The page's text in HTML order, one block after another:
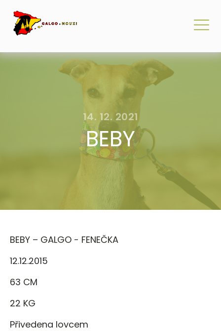
14. 12. 2021
BEBY
BEBY – GALGO - FENEČKA
12.12.2015
63 CM
22 KG
Přivedena lovcem